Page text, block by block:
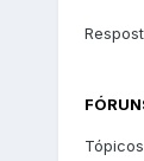
Tópicos